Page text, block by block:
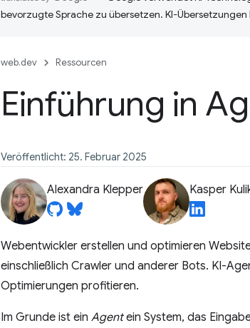
bevorzugte Sprache zu übersetzen. KI-
web.dev Ressourcen
Einführung in
Veröffentlicht: 25. Februar 2025
Alexandra Klepper Kasper
Webentwickler erstellen und optimieren
einschließlich Crawler und anderer Bots. KI-
Optimierungen profitieren.
Im Grunde ist ein Agentein System, das